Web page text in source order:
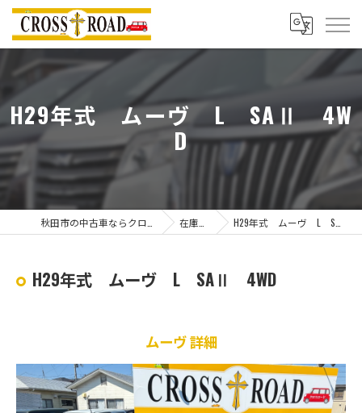
H29年式 ムーヴ L SAⅡ 4W
D
在庫一覧 H29年式 ムーヴ L SAⅡ 4WD
H29年式 ムーヴ L SAⅡ 4WD
ムーヴ 詳細